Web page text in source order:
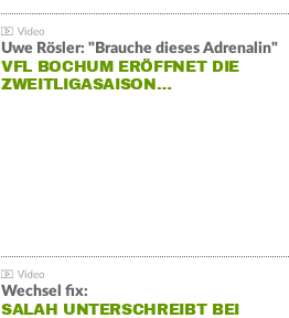
Uwe Rösler: "Brauche dieses Adrenalin"
VFL BOCHUM ERÖFFNET DIE
ZWEITLIGASAISON…
Wechsel fix:
SALAH UNTERSCHREIBT BEI